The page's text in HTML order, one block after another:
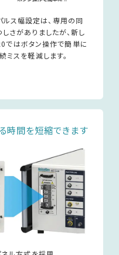
ス幅設定は、専用の同
さがありましたが、新し
ではボタン操作で簡単に
ミスを軽減します。
間を短縮できます